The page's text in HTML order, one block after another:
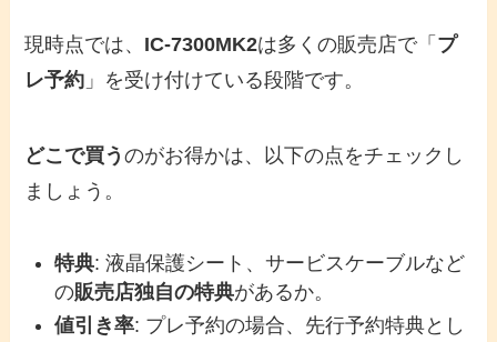
現時点では、 IC-7300MK2は多くの販売店で「 プ
レ予約 」を受け付けている段階です。
どこで買うのがお得かは、以下の点をチェックし
ましょう。
特典: 液晶保護シート、サービスケーブルなど
の販売店独自の特典があるか。
値引き率: プレ予約の場合、先行予約特典とし